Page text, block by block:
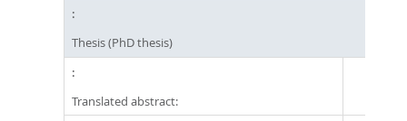
Thesis (PhD thesis)
Translated abstract: